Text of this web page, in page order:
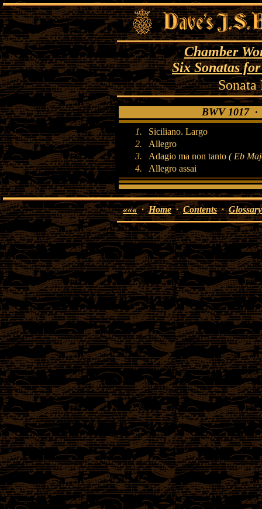
Chamber
Six Sonatas
BWV 1017
1.
Siciliano. Largo
2.
Allegro
3.
Adagio ma non tanto ( Eb
4.
Allegro assai
«««·Home·Contents·Glossary